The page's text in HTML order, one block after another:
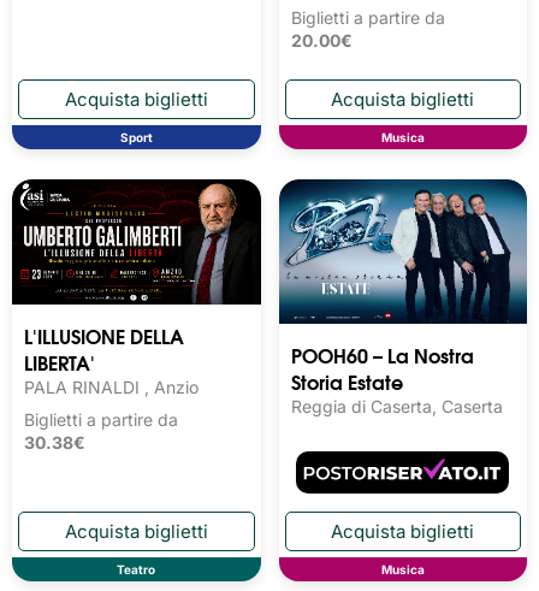
Sport
Biglietti a partire da
20.00€
Musica
L'ILLUSIONE DELLA
LIBERTA'
PALA RINALDI , Anzio
Biglietti a partire da
30.38€
Teatro
POOH60 – La Nostra
Storia Estate
Reggia di Caserta, Caserta
Musica